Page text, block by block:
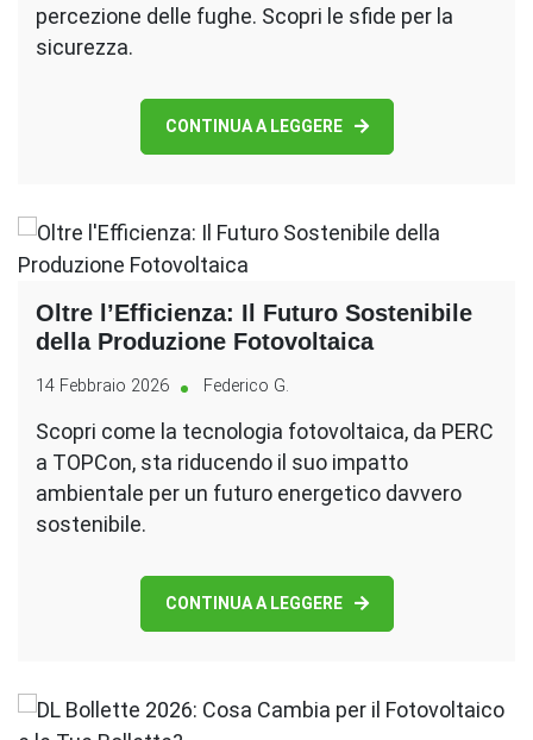
percezione delle fughe. Scopri le sfide per la
sicurezza.
CONTINUA A LEGGERE
Oltre l’Efficienza: Il Futuro Sostenibile
della Produzione Fotovoltaica
14 Febbraio 2026 Federico G.
Scopri come la tecnologia fotovoltaica, da PERC
a TOPCon, sta riducendo il suo impatto
ambientale per un futuro energetico davvero
sostenibile.
CONTINUA A LEGGERE